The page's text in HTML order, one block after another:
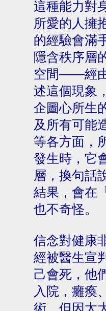
這種能力對
所愛的人擁
的經驗會滿
隱含秩序層
空間——經
述這個現象
企圖心所生
及所有可能
等各方面，
發生時，它
層，換句話
結果，會在
也不奇怪。
信念對健康
經被醫生宣
己會死，他
入院，癱瘓
術，但因太